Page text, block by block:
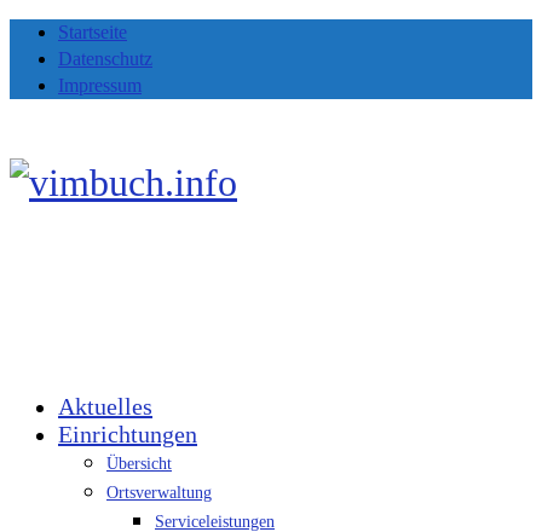
Startseite
Datenschutz
Impressum
Aktuelles
Einrichtungen
Übersicht
Ortsverwaltung
Serviceleistungen